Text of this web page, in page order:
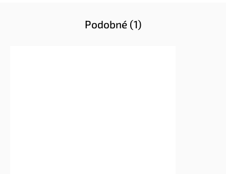
Podobné (1)